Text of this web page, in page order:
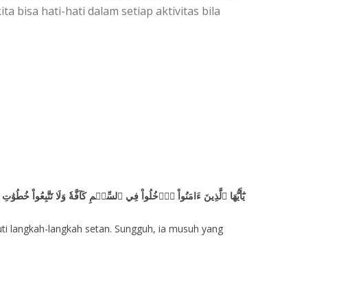
bisa hati-hati dalam setiap aktivitas bila
يَٰٓأَيُّهَا ٱلَّذِينَ ءَامَنُواْ ٱدۡخُلُواْ فِي ٱلسِّلۡمِ كَآفَّةٗ وَلَا
langkah-langkah setan. Sungguh, ia musuh yang